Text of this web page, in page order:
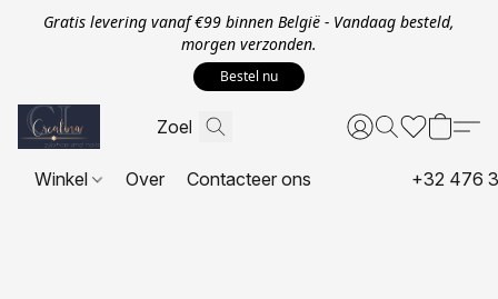
Gratis levering vanaf €99 binnen België - Vandaag besteld,
morgen verzonden.
Bestel nu
Winkel Over Contacteer ons +32 476